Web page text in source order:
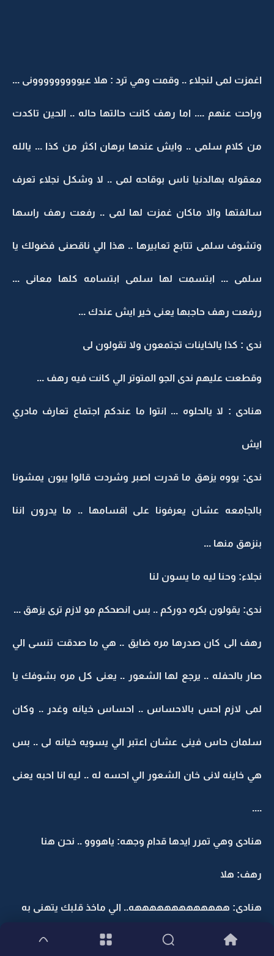
اغمزت لمى لنجلاء .. وقمت وهي ترد : هلا عيووووووووونى ...
وراحت عنهم .... اما رهف كانت حالتها حاله .. الحين تاكدت
من كلام سلمى .. وايش عندها برهان اكثر من كذا ... يالله
معقوله بهالدنيا ناس بوقاحه لمى .. لا وشكل نجلاء تعرف
سالفتها والا ماكان غمزت لها لمى .. رفعت رهف راسها
وتشوف سلمى تتابع تعابيرها .. هذا الي ناقصنى فضولك يا
سلمى ... ابتسمت لها سلمى ابتسامه كلها معانى ...
ررفعت رهف حاجبها يعنى خير ايش عندك ...
ندى : كذا يالخاينات تجتمعون ولا تقولون لى
وقطعت عليهم ندى الجو المتوتر الي كانت فيه رهف ...
هنادى : لا يالحلوه ... انتوا ما عندكم اجتماع تعارف مادري
ايش
ندى: يووه يزهق ما قدرت اصبر وشردت قالوا يبون يمشونا
بالجامعه عشان يعرفونا على اقسامها .. ما يدرون اننا
بنزهق منها ...
نجلاء: وحنا ليه ما يسون لنا
ندى: يقولون بكره دوركم .. بس انصحكم مو لازم ترى يزهق ...
رهف الى كان صدرها مره ضايق .. هي ما صدقت تنسى الي
صار بالحفله .. يرجع لها الشعور .. يعنى كل مره بشوفك يا
لمى لازم احس بالاحساس .. احساس خيانه وغدر .. وكان
سلمان حاس فينى عشان اعتبر الي يسويه خيانه لى .. بس
هي خاينه لانى خان الشعور الي احسه له .. ليه انا احبه يعنى
....
هنادى وهي تمرر ايدها قدام وجهه: ياهووو .. نحن هنا
رهف: هلا
هنادى: هههههههههههههه.. الي ماخذ قلبك يتهنى به
رهف: أي قلب يا حظي ...